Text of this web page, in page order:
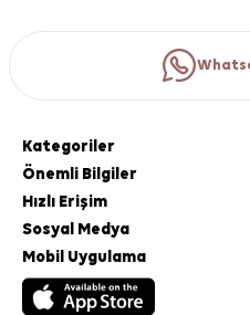
Kategoriler
Önemli Bilgiler
Hızlı Erişim
Sosyal Medya
Mobil Uygulama